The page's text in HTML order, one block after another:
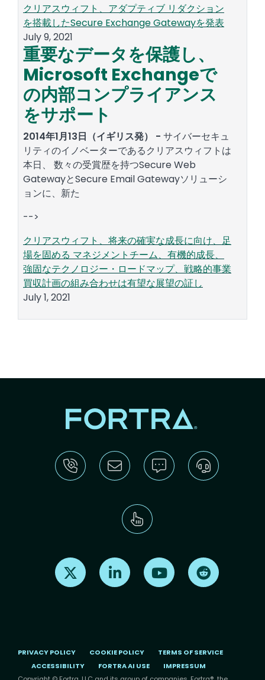
クリアスウィフト、アダプティブ リダクション
を搭載したSecure Exchange Gatewayを発表
July 9, 2021
重要なデータを保護し、
Microsoft Exchangeで
の内部コンプライアンス
をサポート
2014年1月13日（イギリス発） - サイバーセキュ
リティのイノベーターであるクリアスウィフトは
本日、 数々の受賞歴を持つSecure Web
GatewayとSecure Email Gatewayソリューシ
ョンに、新た
-->
クリアスウィフト、将来の確実な成長に向け、足
場を固める マネジメントチーム、有機的成長、
強固なテクノロジー・ロードマップ、戦略的事業
買収計画の組み合わせは有望な展望の証し
July 1, 2021
Find us on X Find us on LinkedInFind us on Youtube
PRIVACY POLICY COOKIE POLICY
TERMS OF SERVICE
ACCESSIBILITY
FORTRA AI USE
IMPRESSUM